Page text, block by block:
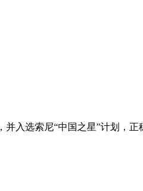
入选索尼“中国之星”计划，正